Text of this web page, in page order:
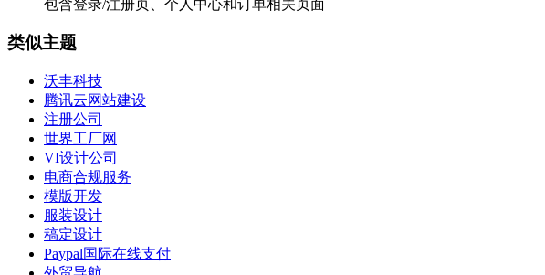
包含登录/注册页、个人中心和订单相关页面
类似主题
沃丰科技
腾讯云网站建设
注册公司
世界工厂网
VI设计公司
电商合规服务
模版开发
服装设计
稿定设计
Paypal国际在线支付